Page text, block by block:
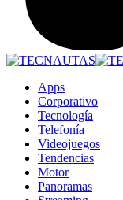
Apps
Corporativo
Tecnología
Telefonía
Videojuegos
Tendencias
Motor
Panoramas